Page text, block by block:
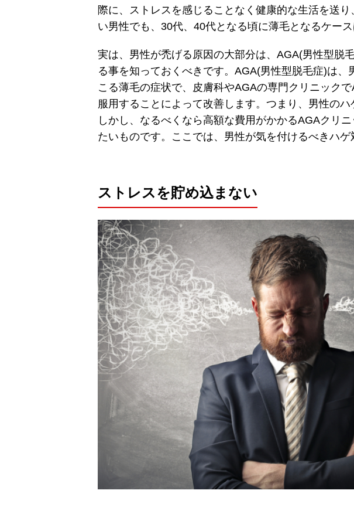
際に、ストレスを感じることなく健康的な生活を送
い男性でも、30代、40代となる頃に薄毛となるケース
実は、男性が禿げる原因の大部分は、AGA(男性型脱
る事を知っておくべきです。AGA(男性型脱毛症)は、
こる薄毛の症状で、皮膚科やAGAの専門クリニックで
服用することによって改善します。つまり、男性のハ
しかし、なるべくなら高額な費用がかかるAGAクリ
たいものです。ここでは、男性が気を付けるべきハゲ
ストレスを貯め込まない